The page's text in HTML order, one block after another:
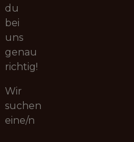
du
bei
uns
genau
richtig!
Wir
suchen
eine/n